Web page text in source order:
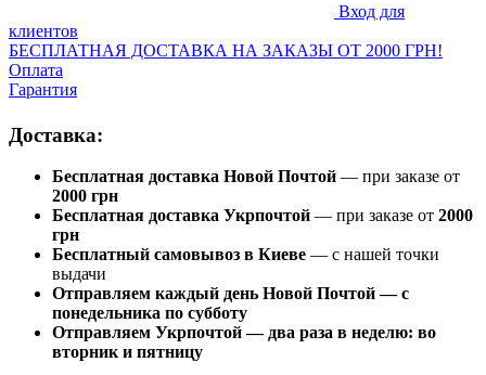
Вход для
клиентов
БЕСПЛАТНАЯ ДОСТАВКА НА ЗАКАЗЫ ОТ 2000 ГРН!
Оплата
Гарантия
Доставка:
Бесплатная доставка Новой Почтой — при заказе от
2000 грн
Бесплатная доставка Укрпочтой — при заказе от 2000
грн
Бесплатный самовывоз в Киеве — с нашей точки
выдачи
Отправляем каждый день Новой Почтой — с
понедельника по субботу
Отправляем Укрпочтой — два раза в неделю: во
вторник и пятницу